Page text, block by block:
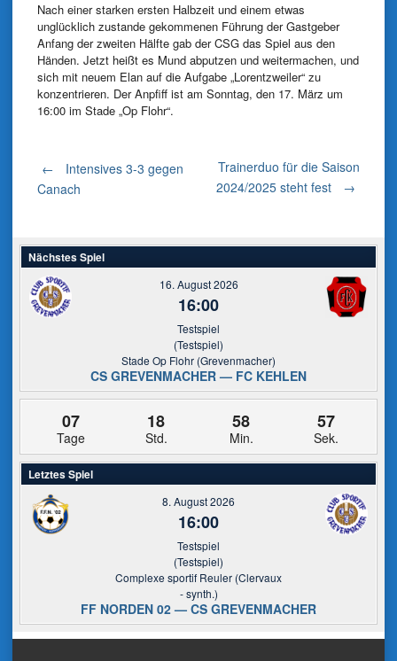
Nach einer starken ersten Halbzeit und einem etwas
unglücklich zustande gekommenen Führung der Gastgeber
Anfang der zweiten Hälfte gab der CSG das Spiel aus den
Händen. Jetzt heißt es Mund abputzen und weitermachen, und
sich mit neuem Elan auf die Aufgabe „Lorentzweiler“ zu
konzentrieren. Der Anpfiff ist am Sonntag, den 17. März um
16:00 im Stade „Op Flohr“.
Post
←
Intensives 3-3 gegen
Canach
Trainerduo für die Saison
2024/2025 steht fest
→
Nächstes Spiel
16. August 2026
16:00
Testspiel
(Testspiel)
Stade Op Flohr (Grevenmacher)
CS GREVENMACHER — FC KEHLEN
07
Tage
18
Std.
58
Min.
57
Sek.
Letztes Spiel
8. August 2026
16:00
Testspiel
(Testspiel)
Complexe sportif Reuler (Clervaux
- synth.)
FF NORDEN 02 — CS GREVENMACHER